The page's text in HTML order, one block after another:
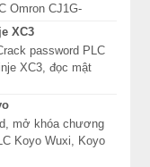
Omron CJ1G-
PLC Omron
XC3
password PLC
XC3, đọc mật
mở khóa chương
Koyo Wuxi, Koyo